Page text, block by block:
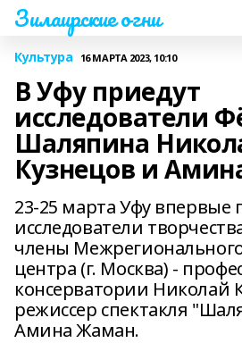
Зилаирские огни
Культура 16 МАРТА 2023, 10:10
В Уфу приедут
исследователи
Шаляпина
Кузнецов и
23-25 марта Уфу впервые
исследователи
члены
центра (г. Москва) -
консерватории Николай
режиссер спектакля
Амина Жаман.